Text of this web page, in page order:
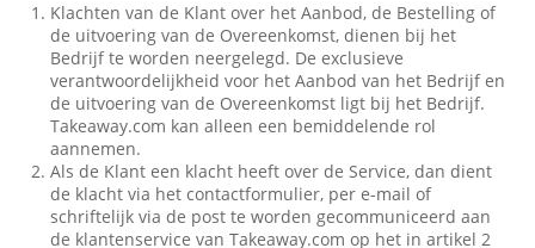
Klachten van de Klant over het Aanbod, de Bestelling of
de uitvoering van de Overeenkomst, dienen bij het
Bedrijf te worden neergelegd. De exclusieve
verantwoordelijkheid voor het Aanbod van het Bedrijf en
de uitvoering van de Overeenkomst ligt bij het Bedrijf.
Takeaway.com kan alleen een bemiddelende rol
aannemen.
Als de Klant een klacht heeft over de Service, dan dient
de klacht via het contactformulier, per e-mail of
schriftelijk via de post te worden gecommuniceerd aan
de klantenservice van Takeaway.com op het in artikel 2